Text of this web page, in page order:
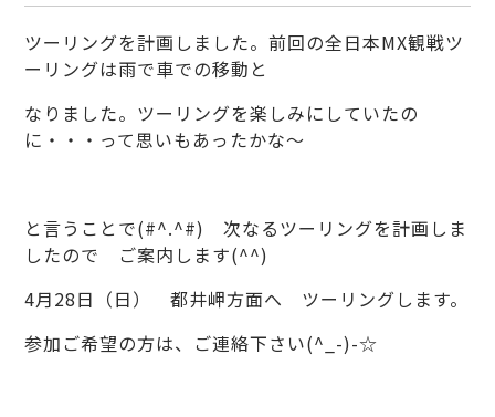
ツーリングを計画しました。前回の全日本MX観戦ツ
ーリングは雨で車での移動と
なりました。ツーリングを楽しみにしていたの
に・・・って思いもあったかな～
と言うことで(#^.^#) 次なるツーリングを計画しま
したので ご案内します(^^)
4月28日（日） 都井岬方面へ ツーリングします。
参加ご希望の方は、ご連絡下さい(^_-)-☆